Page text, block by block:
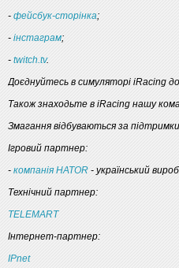
- фейсбук-сторінка;
- інстаграм;
- twitch.tv.
Доєднуйтесь в симуляторі iRacing
Також знаходьте в iRacing нашу
Змагання відбуваються за
Ігровий партнер:
- компанія HATOR - український
Технічний партнер:
TELEMART
Інтернет-партнер:
IPnet